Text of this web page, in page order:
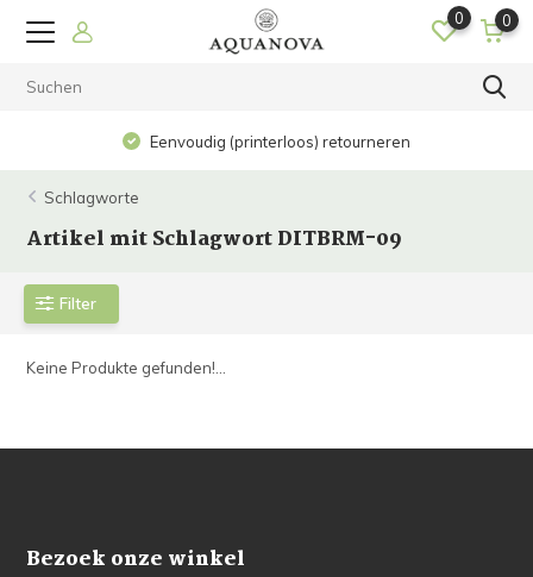
0 0
Eenvoudig (printerloos) retourneren
Schlagworte
Artikel mit Schlagwort DITBRM-09
Filter
Keine Produkte gefunden!...
Bezoek onze winkel